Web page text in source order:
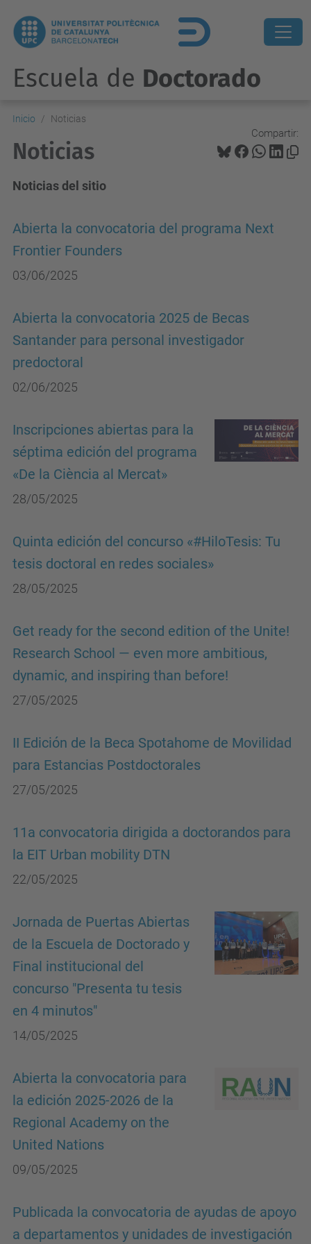
Escuela de Doctorado
Inicio Noticias
Compartir:
Noticias
Noticias del sitio
Abierta la convocatoria del programa Next
Frontier Founders
03/06/2025
Abierta la convocatoria 2025 de Becas
Santander para personal investigador
predoctoral
02/06/2025
Inscripciones abiertas para la
séptima edición del programa
«De la Ciència al Mercat»
28/05/2025
Quinta edición del concurso «#HiloTesis: Tu
tesis doctoral en redes sociales»
28/05/2025
Get ready for the second edition of the Unite!
Research School — even more ambitious,
dynamic, and inspiring than before!
27/05/2025
II Edición de la Beca Spotahome de Movilidad
para Estancias Postdoctorales
27/05/2025
11a convocatoria dirigida a doctorandos para
la EIT Urban mobility DTN
22/05/2025
Jornada de Puertas Abiertas
de la Escuela de Doctorado y
Final institucional del
concurso "Presenta tu tesis
en 4 minutos"
14/05/2025
Abierta la convocatoria para
la edición 2025-2026 de la
Regional Academy on the
United Nations
09/05/2025
Publicada la convocatoria de ayudas de apoyo
a departamentos y unidades de investigación